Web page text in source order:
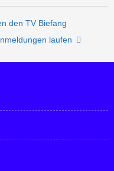
den TV Biefang
laufen